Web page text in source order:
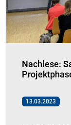
Nachlese:
13.03.2023